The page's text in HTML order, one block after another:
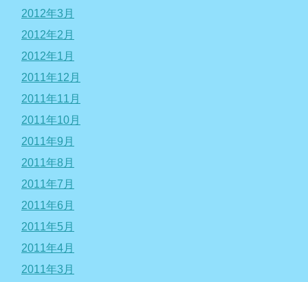
2012年3月
2012年2月
2012年1月
2011年12月
2011年11月
2011年10月
2011年9月
2011年8月
2011年7月
2011年6月
2011年5月
2011年4月
2011年3月